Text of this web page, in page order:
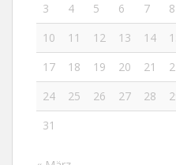
3
4 5 6 7 8
10
11 12 13 14
17
18 19 20 21
24
25 26 27 28
31